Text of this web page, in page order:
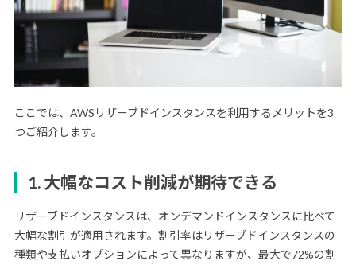
ここでは、AWSリザーブドインスタンスを利用するメリットを3
つご紹介します。
1. 大幅なコスト削減が期待できる
リザーブドインスタンスは、オンデマンドインスタンスに比べて
大幅な割引が適用されます。割引率はリザーブドインスタンスの
種類や支払いオプションによって異なりますが、最大で72%の割